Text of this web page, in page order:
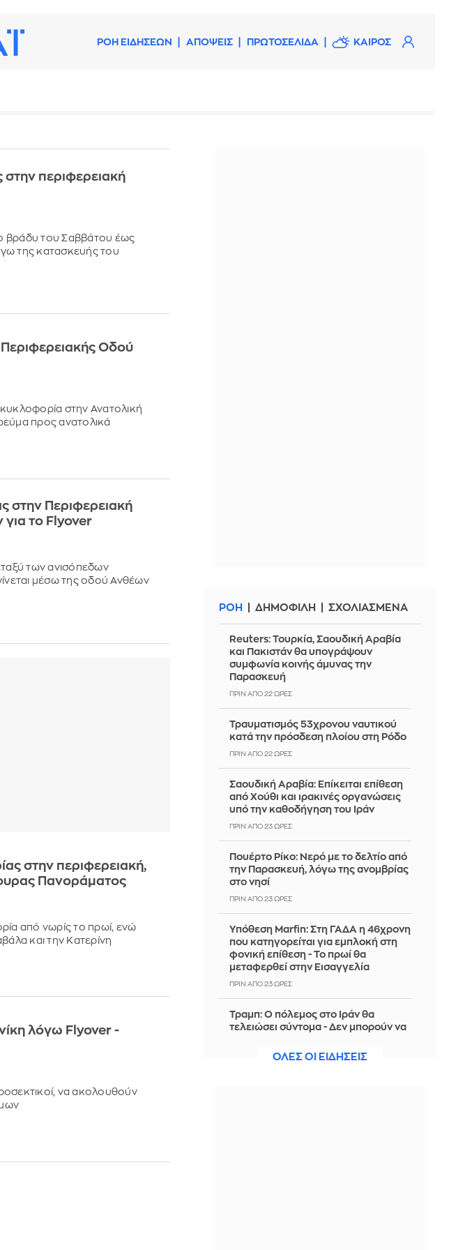
ΡΟΗ ΕΙΔΗΣΕΩΝ ΑΠΟΨΕΙΣ ΠΡΩΤΟΣΕΛΙΔΑ ΚΑΙΡΟΣ
περιφερειακή
βράδυ του Σαββάτου έως
της κατασκευής του
Οδού
στην Ανατολική
προς ανατολικά
στην Περιφερειακή
το Flyover
των ανισόπεδων
μέσω της οδού Ανθέων
στην περιφερειακή,
Πανοράματος
από νωρίς το πρωί, ενώ
και την Κατερίνη
λόγω Flyover -
να ακολουθούν
ΡΟΗ ΔΗΜΟΦΙΛΗ ΣΧΟΛΙΑΣΜΕΝΑ
Reuters: Τουρκία, Σαουδική Αραβία
και Πακιστάν θα υπογράψουν
συμφωνία κοινής άμυνας την
Παρασκευή
ΠΡΙΝ ΑΠΌ 22 ΏΡΕΣ
Τραυματισμός 53χρονου ναυτικού
κατά την πρόσδεση πλοίου στη Ρόδο
ΠΡΙΝ ΑΠΌ 22 ΏΡΕΣ
Σαουδική Αραβία: Επίκειται επίθεση
από Χούθι και ιρακινές οργανώσεις
υπό την καθοδήγηση του Ιράν
ΠΡΙΝ ΑΠΌ 23 ΏΡΕΣ
Πουέρτο Ρίκο: Νερό με το δελτίο από
την Παρασκευή, λόγω της ανομβρίας
στο νησί
ΠΡΙΝ ΑΠΌ 23 ΏΡΕΣ
Υπόθεση Marfin: Στη ΓΑΔΑ η 46χρονη
που κατηγορείται για εμπλοκή στη
φονική επίθεση - Το πρωί θα
μεταφερθεί στην Εισαγγελία
ΠΡΙΝ ΑΠΌ 23 ΏΡΕΣ
Τραμπ: Ο πόλεμος στο Ιράν θα
τελειώσει σύντομα - Δεν μπορούν να
ΠΡΙΝ ΑΠΌ 23 ΏΡΕΣΟΛΕΣ ΟΙ ΕΙΔΗΣΕΙΣ